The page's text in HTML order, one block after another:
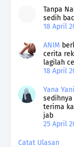
Tanpa
sedih
18 April
ANIM
cerita
lagilah
18 April
Yana Yani
terima
jab
25 April
Catat Ulasan